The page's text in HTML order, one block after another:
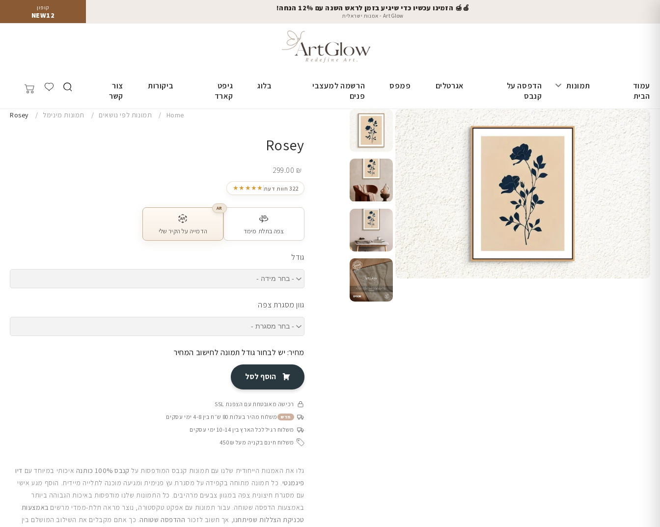
קופון
NEW12
🍎🍯 הזמינו עכשיו כדי שיגיע בזמן לראש השנה עם 12% הנחה!
ArtGlow - אמנות ישראלית
עמוד
הבית
תמונות
הדפסה על
קנבס
אגרטלים פמפס
הרשמה למעצבי
פנים
בלוג
גיפט
קארד
ביקורות
צור
קשר
Home תמונות לפי נושאים תמונות מינימל Rosey
Rosey
299.00 ₪
★★★★★ 322 חוות דעת
צפה בתלת מימד
AR
הדמייה על הקיר שלי
גודל
גוון מסגרת צפה
מחיר: יש לבחור גודל תמונה לחישוב המחיר
הוסף לסל
רכישה מאובטחת עם הצפנת SSL
חדש משלוח מהיר בעלות 80 ש״ח בין 4-8 ימי עסקים
משלוח רגיל לכל הארץ בין 10-14 ימי עסקים
משלוח חינם בקניה מעל 450₪
גלו את האמנות הייחודית שלנו עם תמונות קנבס המודפסות על קנבס 100% כותנה איכותי במיוחד עם דיו
פיגמנטי. כל תמונה מתוחה בקפידה על מסגרת עץ פנימית ומגיעה מוכנה לתלייה מיידית. הוסף מגע אישי
עם מסגרת חיצונית צפה במגוון צבעים מרהיבים. כל התמונות שלנו מודפסות באיכות הגבוהה ביותר
באמצעות הדפסה שטוחה. עבור תמונות עם אפקט טקסטורה, נוצר מראה תלת-ממדי מרשים באמצעות
טכניקת הצללות שפיתחנו, אך חשוב לזכור ההדפסה שטוחה. כך אתם מקבלים את השילוב המושלם בין